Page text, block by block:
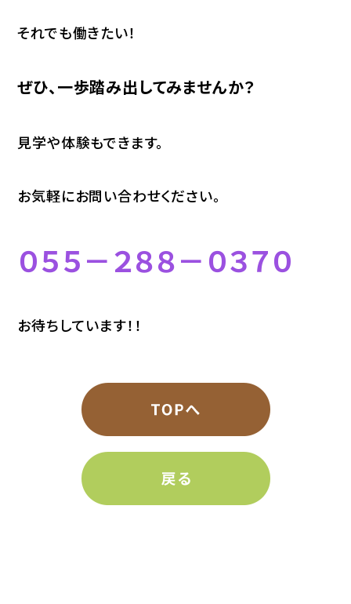
それでも働きたい！
ぜひ、一歩踏み出してみませんか？
見学や体験もできます。
お気軽にお問い合わせください。
０５５－２８８－０３７０
お待ちしています！！